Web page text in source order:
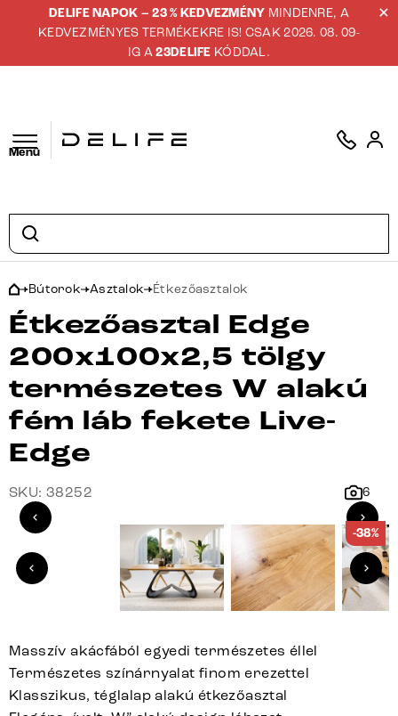
DELIFE NAPOK – 23 % KEDVEZMÉNY MINDENRE, A
KEDVEZMÉNYES TERMÉKEKRE IS! CSAK 2026. 08. 09-
IG A23DELIFE KÓDDAL.
Menü
Bútorok Asztalok Étkezőasztalok
Étkezőasztal Edge
200x100x2,5 tölgy
természetes W alakú
fém láb fekete Live-
Edge
SKU: 38252 6
-38%
Masszív akácfából egyedi természetes éllel
Természetes színárnyalat finom erezettel
Klasszikus, téglalap alakú étkezőasztal